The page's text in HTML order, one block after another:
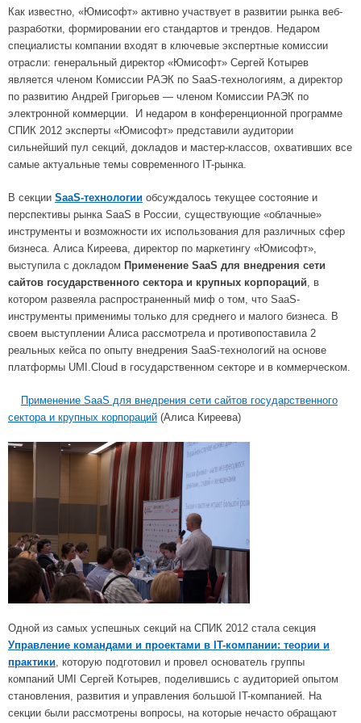
Как известно, «Юмисофт» активно участвует в развитии рынка веб-
разработки, формировании его стандартов и трендов. Недаром
специалисты компании входят в ключевые экспертные комиссии
отрасли: генеральный директор «Юмисофт» Сергей Котырев
является членом Комиссии РАЭК по SaaS-технологиям, а директор
по развитию Андрей Григорьев — членом Комиссии РАЭК по
электронной коммерции. И недаром в конференционной программе
СПИК 2012 эксперты «Юмисофт» представили аудитории
сильнейший пул секций, докладов и мастер-классов, охвативших все
самые актуальные темы современного IT-рынка.
В секции SaaS-технологии обсуждалось текущее состояние и
перспективы рынка SaaS в России, существующие «облачные»
инструменты и возможности их использования для различных сфер
бизнеса. Алиса Киреева, директор по маркетингу «Юмисофт»,
выступила с докладом Применение SaaS для внедрения сети
сайтов государственного сектора и крупных корпораций, в
котором развеяла распространенный миф о том, что SaaS-
инструменты применимы только для среднего и малого бизнеса. В
своем выступлении Алиса рассмотрела и противопоставила 2
реальных кейса по опыту внедрения SaaS-технологий на основе
платформы UMI.Cloud в государственном секторе и в коммерческом.
Применение SaaS для внедрения сети сайтов государственного
сектора и крупных корпораций (Алиса Киреева)
Одной из самых успешных секций на СПИК 2012 стала секция
Управление командами и проектами в IT-компании: теории и
практики, которую подготовил и провел основатель группы
компаний UMI Сергей Котырев, поделившись с аудиторией опытом
становления, развития и управления большой IT-компанией. На
секции были рассмотрены вопросы, на которые нечасто обращают